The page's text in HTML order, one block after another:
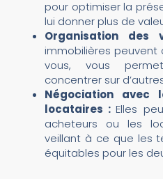
pour optimiser la
lui donner plus de
Organisation des
immobilières peuvent
vous, vous
concentrer sur
Négociation avec
locataires :Elles
acheteurs ou les
veillant à ce que les
équitables pour les